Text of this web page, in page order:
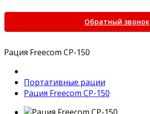
Обратный звонок
Рация Freecom CP-150
Портативные рации
Рация Freecom CP-150